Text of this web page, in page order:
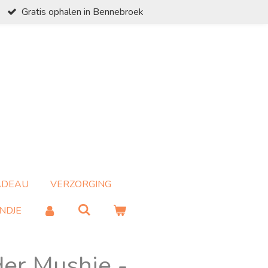
Gratis ophalen in Bennebroek
VERZORGING